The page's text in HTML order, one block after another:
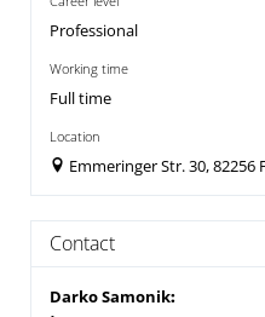
Professional
Working time
Full time
Location
Emmeringer Str. 30,
Contact
Darko Samonik: